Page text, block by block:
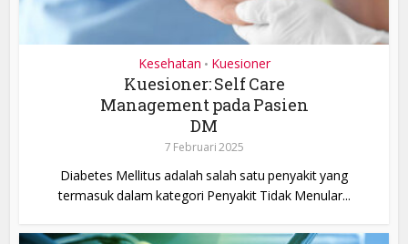
Kesehatan • Kuesioner
Kuesioner: Self Care
Management pada Pasien
DM
7 Februari 2025
Diabetes Mellitus adalah salah satu penyakit yang
termasuk dalam kategori Penyakit Tidak Menular...